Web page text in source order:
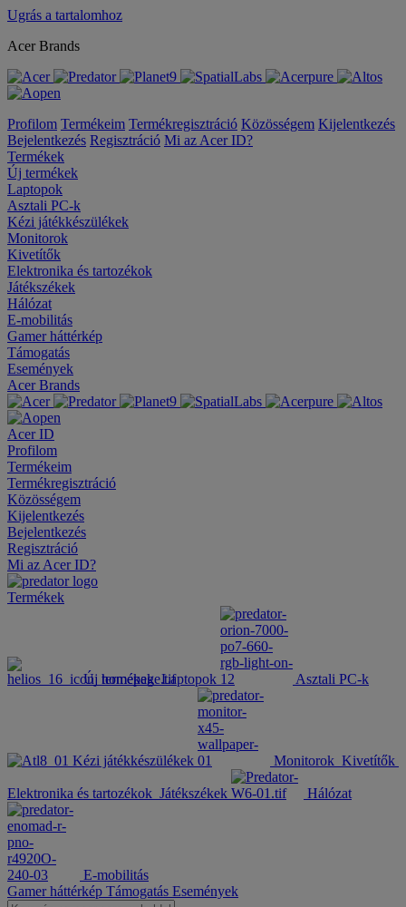
Ugrás a tartalomhoz
Acer Brands
Profilom Termékeim Termékregisztráció Közösségem Kijelentkezés
Bejelentkezés Regisztráció Mi az Acer ID?
Termékek
Új termékek
Laptopok
Asztali PC-k
Kézi játékkészülékek
Monitorok
Kivetítők
Elektronika és tartozékok
Játékszékek
Hálózat
E-mobilitás
Gamer háttérkép
Támogatás
Események
Acer Brands
Acer ID
Profilom
Termékeim
Termékregisztráció
Közösségem
Kijelentkezés
Bejelentkezés
Regisztráció
Mi az Acer ID?
Termékek
Új termékek Laptopok Asztali PC-k
Kézi játékkészülékek Monitorok Kivetítők
Elektronika és tartozékok Játékszékek Hálózat
E-mobilitás
Gamer háttérkép Támogatás Események